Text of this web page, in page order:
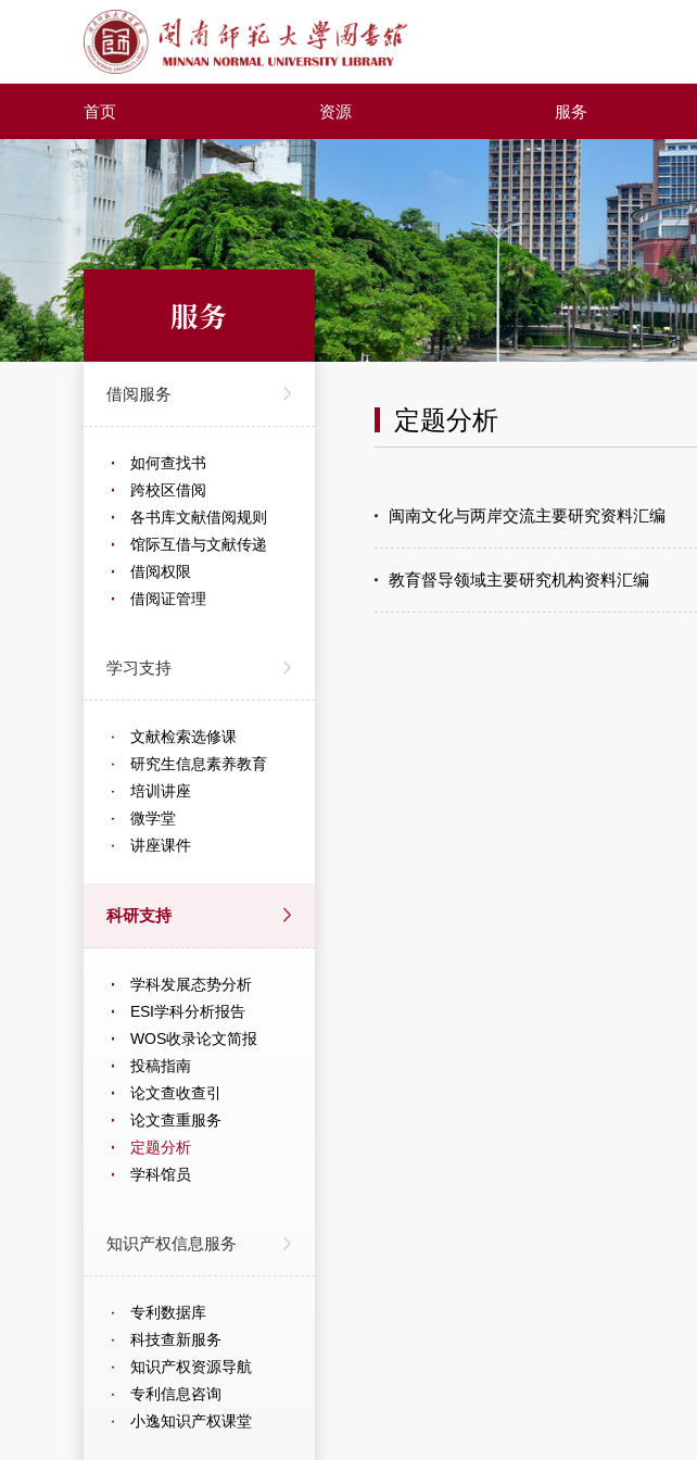
首页 资源 服务
服务
借阅服务
如何查找书
跨校区借阅
各书库文献借阅规则
馆际互借与文献传递
借阅权限
借阅证管理
学习支持
文献检索选修课
研究生信息素养教育
培训讲座
微学堂
讲座课件
科研支持
学科发展态势分析
ESI学科分析报告
WOS收录论文简报
投稿指南
论文查收查引
论文查重服务
定题分析
学科馆员
知识产权信息服务
专利数据库
科技查新服务
知识产权资源导航
专利信息咨询
小逸知识产权课堂
定题分析
闽南文化与两岸交流主要研究资料汇编
教育督导领域主要研究机构资料汇编